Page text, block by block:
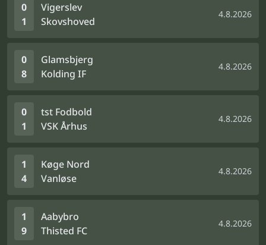
0
1
Vigerslev
Skovshoved
4.8.2026
0
8
Glamsbjerg
Kolding IF
4.8.2026
0
1
tst Fodbold
VSK Århus
4.8.2026
1
4
Køge Nord
Vanløse
4.8.2026
1
9
Aabybro
Thisted FC
4.8.2026